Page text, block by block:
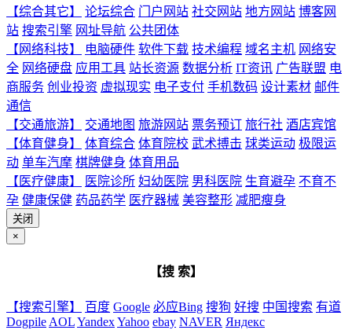
【综合其它】
论坛综合 门户网站 社交网站 地方网站 博客网
站 搜索引擎 网址导航 公共团体
【网络科技】
电脑硬件 软件下载 技术编程 域名主机 网络安
全 网络硬盘 应用工具 站长资源 数据分析 IT资讯 广告联盟 电
商服务 创业投资 虚拟现实 电子支付 手机数码 设计素材 邮件
通信
【交通旅游】
交通地图 旅游网站 票务预订 旅行社 酒店宾馆
【体育健身】
体育综合 体育院校 武术搏击 球类运动 极限运
动 单车汽摩 棋牌健身 体育用品
【医疗健康】
医院诊所 妇幼医院 男科医院 生育避孕 不育不
孕 健康保健 药品药学 医疗器械 美容整形 减肥瘦身
关闭
×
【搜 索】
【搜索引擎】 百度 Google 必应Bing 搜狗 好搜 中国搜索 有道
Dogpile AOLYandexYahoo ebay NAVER Яндекс